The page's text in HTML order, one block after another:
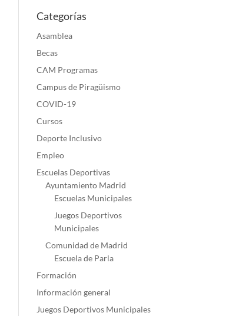
Categorías
Asamblea
Becas
CAM Programas
Campus de Piragüismo
COVID-19
Cursos
Deporte Inclusivo
Empleo
Escuelas Deportivas
Ayuntamiento Madrid
Escuelas Municipales
Juegos Deportivos
Municipales
Comunidad de Madrid
Escuela de Parla
Formación
Información general
Juegos Deportivos Municipales